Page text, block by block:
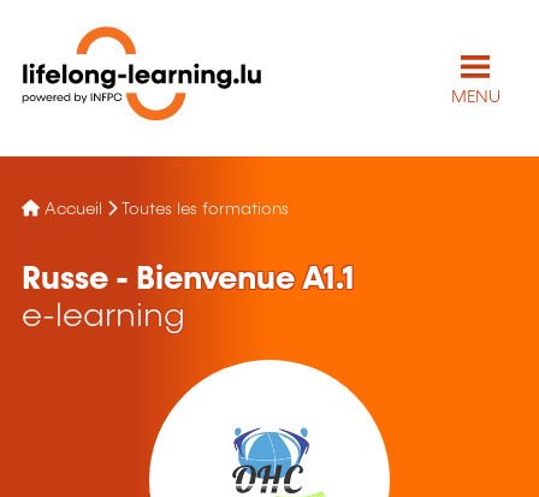
MENU
Accueil Toutes les formations
Russe - Bienvenue A1.1
e-learning